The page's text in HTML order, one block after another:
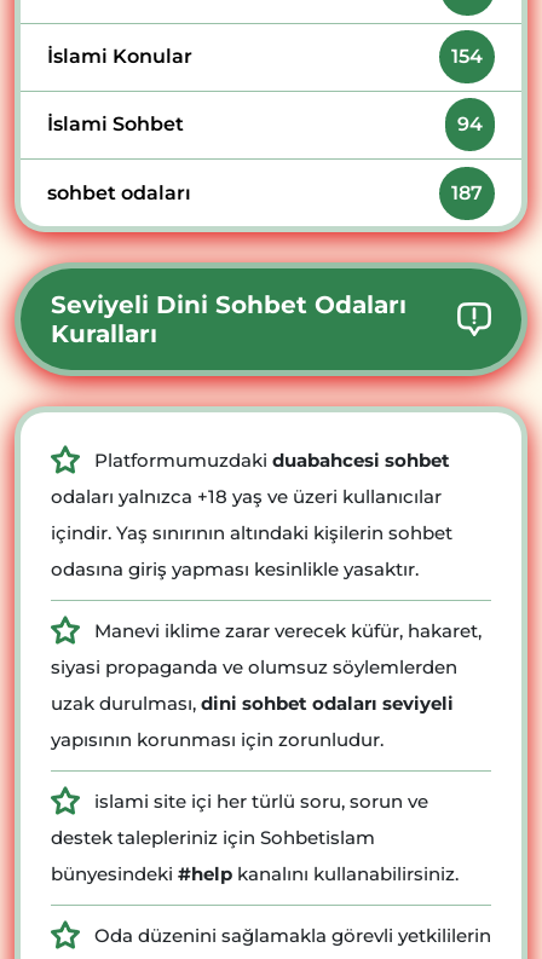
İslami Konular 154
İslami Sohbet 94
sohbet odaları 187
Seviyeli Dini Sohbet Odaları
Kuralları
Platformumuzdaki duabahcesi sohbet
odaları yalnızca +18 yaş ve üzeri kullanıcılar
içindir. Yaş sınırının altındaki kişilerin sohbet
odasına giriş yapması kesinlikle yasaktır.
Manevi iklime zarar verecek küfür, hakaret,
siyasi propaganda ve olumsuz söylemlerden
uzak durulması, dini sohbet odaları seviyeli
yapısının korunması için zorunludur.
islami site içi her türlü soru, sorun ve
destek talepleriniz için Sohbetislam
bünyesindeki #help kanalını kullanabilirsiniz.
Oda düzenini sağlamakla görevli yetkililerin